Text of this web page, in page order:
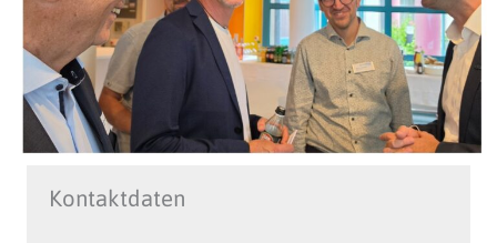
Kontaktdaten